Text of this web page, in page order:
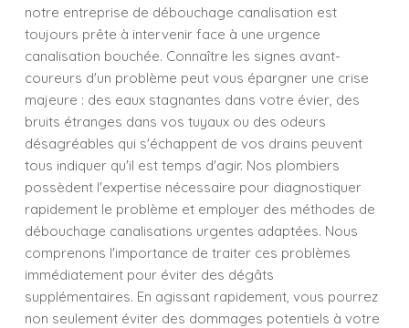
notre entreprise de débouchage canalisation est
toujours prête à intervenir face à une urgence
canalisation bouchée. Connaître les signes avant-
coureurs d'un problème peut vous épargner une crise
majeure : des eaux stagnantes dans votre évier, des
bruits étranges dans vos tuyaux ou des odeurs
désagréables qui s'échappent de vos drains peuvent
tous indiquer qu'il est temps d'agir. Nos plombiers
possèdent l'expertise nécessaire pour diagnostiquer
rapidement le problème et employer des méthodes de
débouchage canalisations urgentes adaptées. Nous
comprenons l'importance de traiter ces problèmes
immédiatement pour éviter des dégâts
supplémentaires. En agissant rapidement, vous pourrez
non seulement éviter des dommages potentiels à votre